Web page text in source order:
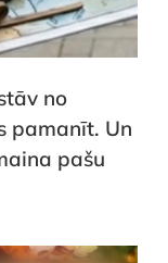
no
pamanīt. Un
pašu